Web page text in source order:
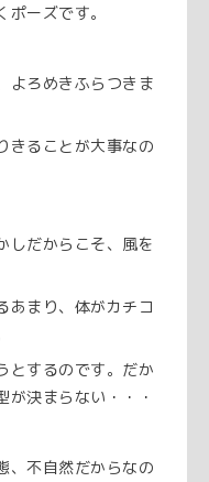
ーズです。
よろめきふらつきま
きることが大事なの
しだからこそ、風を
あまり、体がカチコ
とするのです。だか
が決まらない・・・
、不自然だからなの